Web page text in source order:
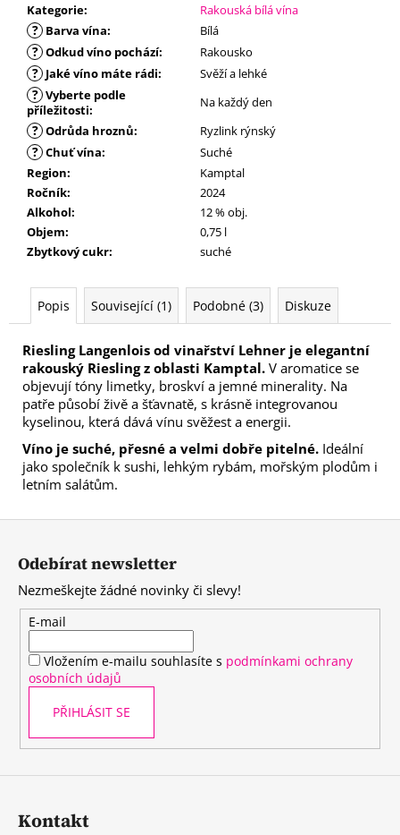
Kategorie: Rakouská bílá vína
? Barva vína: Bílá
? Odkud víno pochází: Rakousko
? Jaké víno máte rádi: Svěží a lehké
? Vyberte podle
příležitosti: Na každý den
? Odrůda hroznů: Ryzlink rýnský
? Chuť vína:
Suché
Region:
Kamptal
Ročník:
2024
Alkohol:
12 % obj.
Objem:
0,75 l
Zbytkový cukr: suché
Popis Související (1) Podobné (3) Diskuze
Riesling Langenlois od vinařství Lehner je elegantní
rakouský Riesling z oblasti Kamptal. V aromatice se
objevují tóny limetky, broskví a jemné minerality. Na
patře působí živě a šťavnatě, s krásně integrovanou
kyselinou, která dává vínu svěžest a energii.
Víno je suché, přesné a velmi dobře pitelné. Ideální
jako společník k sushi, lehkým rybám, mořským plodům i
letním salátům.
u
e
m
e
Z
Odebírat newsletter
Nezmeškejte žádné novinky či slevy!
E-mail
Vložením e-mailu souhlasíte s podmínkami ochrany
osobních údajů
PŘIHLÁSIT SE
Kontakt